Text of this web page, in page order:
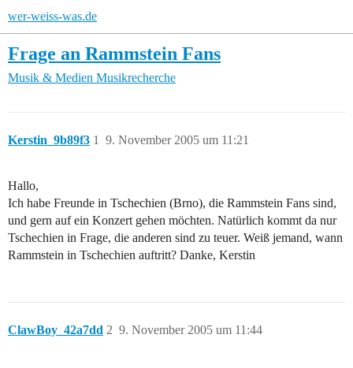
wer-weiss-was.de
Frage an Rammstein Fans
Musik & Medien Musikrecherche
Kerstin_9b89f3 9. November 2005 um 11:21
1
Hallo,
Ich habe Freunde in Tschechien (Brno), die Rammstein Fans sind,
und gern auf ein Konzert gehen möchten. Natürlich kommt da nur
Tschechien in Frage, die anderen sind zu teuer. Weiß jemand, wann
Rammstein in Tschechien auftritt? Danke, Kerstin
ClawBoy_42a7dd 9. November 2005 um 11:44
2